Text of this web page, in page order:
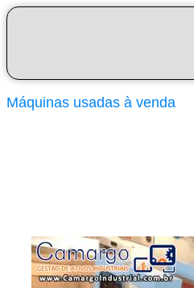
Máquinas usadas à venda